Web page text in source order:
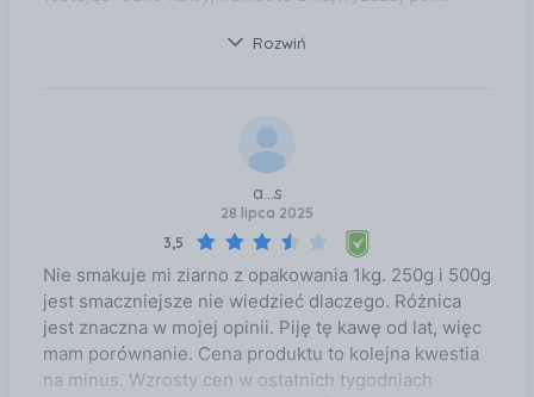
Rozwiń
a...s
28 lipca 2025
3,5
Nie smakuje mi ziarno z opakowania 1kg. 250g i 500g
jest smaczniejsze nie wiedzieć dlaczego. Różnica
jest znaczna w mojej opinii. Piję tę kawę od lat, więc
mam porównanie. Cena produktu to kolejna kwestia
na minus. Wzrosty cen w ostatnich tygodniach